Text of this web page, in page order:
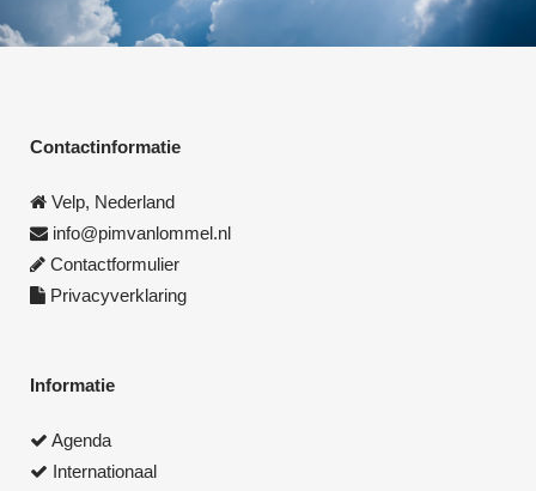
Contactinformatie
Velp, Nederland
info@pimvanlommel.nl
Contactformulier
Privacyverklaring
Informatie
Agenda
Internationaal